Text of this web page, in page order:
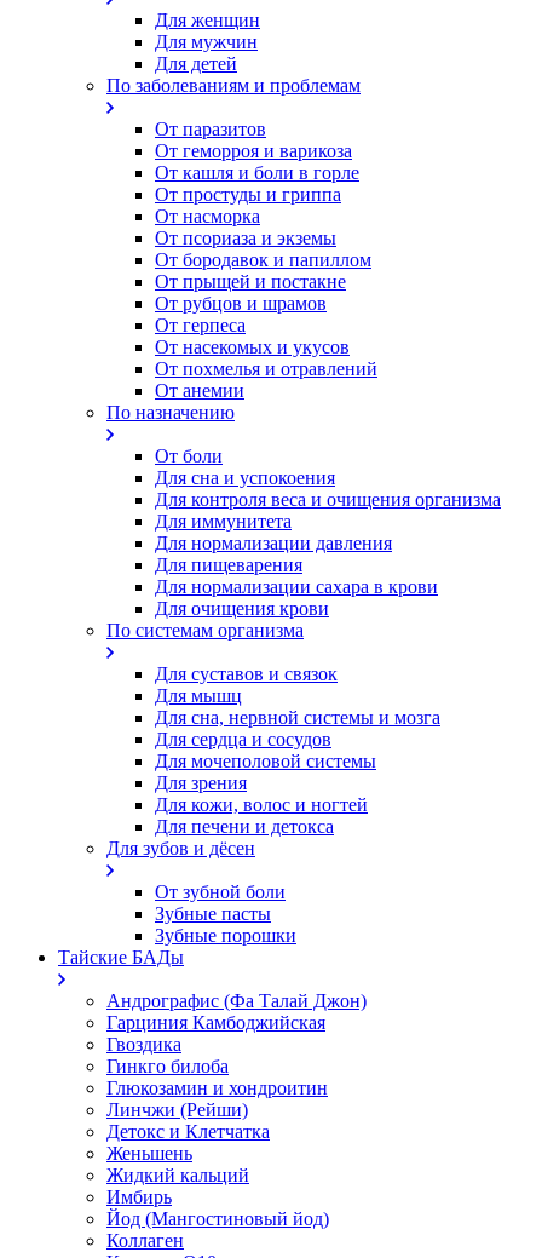
Для женщин
Для мужчин
Для детей
По заболеваниям и проблемам
От паразитов
Oт геморроя и варикоза
От кашля и боли в горле
От простуды и гриппа
От насморка
Oт псориаза и экземы
От бородавок и папиллом
От прыщей и постакне
От рубцов и шрамов
От герпеса
От насекомых и укусов
От похмелья и отравлений
От анемии
По назначению
От боли
Для сна и успокоения
Для контроля веса и очищения организма
Для иммунитета
Для нормализации давления
Для пищеварения
Для нормализации сахара в крови
Для очищения крови
По системам организма
Для суставов и связок
Для мышц
Для сна, нервной системы и мозга
Для сердца и сосудов
Для мочеполовой системы
Для зрения
Для кожи, волос и ногтей
Для печени и детокса
Для зубов и дёсен
От зубной боли
Зубные пасты
Зубные порошки
Тайские БАДы
Андрографис (Фа Талай Джон)
Гарциния Камбоджийская
Гвоздика
Гинкго билоба
Глюкозамин и хондроитин
Линчжи (Рейши)
Детокс и Клетчатка
Женьшень
Жидкий кальций
Имбирь
Йод (Мангостиновый йод)
Коллаген